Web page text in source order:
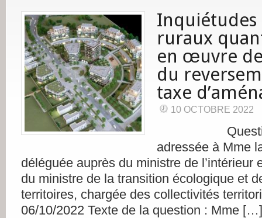
Inquiétudes
ruraux
en œuvre
du
taxe
10 OCTOBRE 2022
Question
adressée à Mme
déléguée auprès du ministre de l’intérieur
du ministre de la transition écologique et
territoires, chargée des collectivités
06/10/2022 Texte de la question : Mme […]